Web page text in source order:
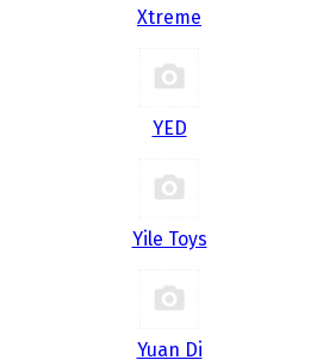
Xtreme
YED
Yile Toys
Yuan Di